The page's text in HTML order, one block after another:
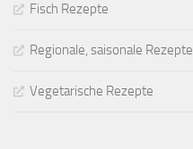
Fisch Rezepte
Regionale, saisonale Rezepte
Vegetarische Rezepte